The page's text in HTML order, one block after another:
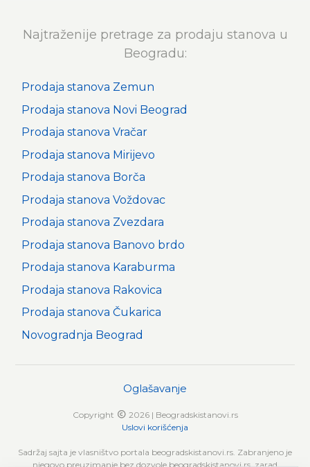
Najtraženije pretrage za prodaju stanova u
Beogradu:
Prodaja stanova Zemun
Prodaja stanova Novi Beograd
Prodaja stanova Vračar
Prodaja stanova Mirijevo
Prodaja stanova Borča
Prodaja stanova Voždovac
Prodaja stanova Zvezdara
Prodaja stanova Banovo brdo
Prodaja stanova Karaburma
Prodaja stanova Rakovica
Prodaja stanova Čukarica
Novogradnja Beograd
Oglašavanje
Copyright
2026 | Beogradskistanovi.rs
Uslovi korišćenja
Sadržaj sajta je vlasništvo portala beogradskistanovi.rs. Zabranjeno je
njegovo preuzimanje bez dozvole beogradskistanovi.rs, zarad